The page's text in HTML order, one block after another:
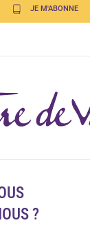
JE M'ABONNE
?